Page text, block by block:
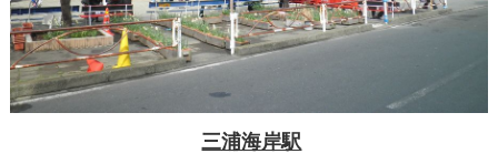
三浦海岸駅